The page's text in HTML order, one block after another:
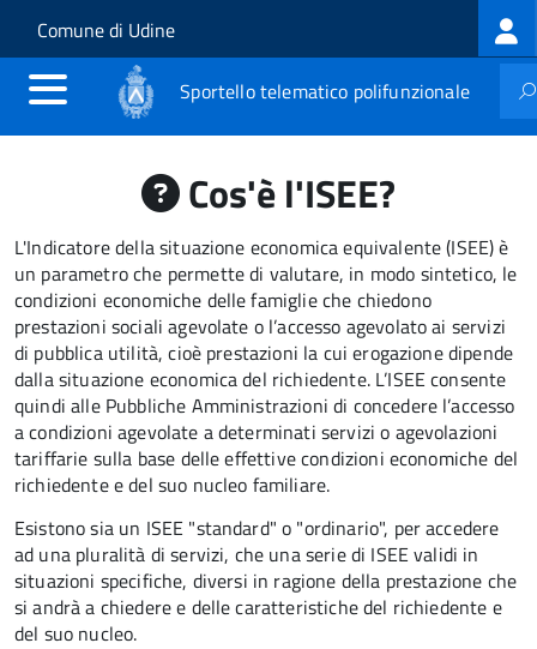
Salta al contenuto principale
Skip to site navigation
Comune di Udine
Sportello telematico polifunzionale
Cos'è l'ISEE?
L'Indicatore della situazione economica equivalente (ISEE) è
un parametro che permette di valutare, in modo sintetico, le
condizioni economiche delle famiglie che chiedono
prestazioni sociali agevolate o l’accesso agevolato ai servizi
di pubblica utilità, cioè prestazioni la cui erogazione dipende
dalla situazione economica del richiedente. L’ISEE consente
quindi alle Pubbliche Amministrazioni di concedere l’accesso
a condizioni agevolate a determinati servizi o agevolazioni
tariffarie sulla base delle effettive condizioni economiche del
richiedente e del suo nucleo familiare.
Esistono sia un ISEE "standard" o "ordinario", per accedere
ad una pluralità di servizi, che una serie di ISEE validi in
situazioni specifiche, diversi in ragione della prestazione che
si andrà a chiedere e delle caratteristiche del richiedente e
del suo nucleo.